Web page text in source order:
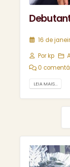
16 de
Porkp
0
LEIA MAIS...